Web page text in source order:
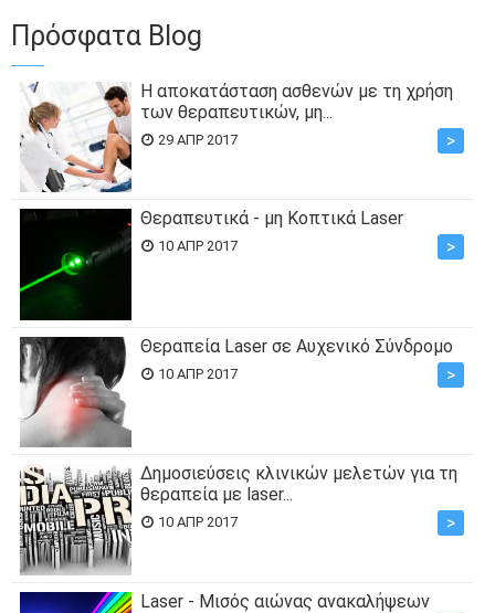
Πρόσφατα Blog
Η αποκατάσταση ασθενών με τη χρήση
των θεραπευτικών, μη...
29 ΑΠΡ 2017 >
Θεραπευτικά - μη Κοπτικά Laser
10 ΑΠΡ 2017 >
Θεραπεία Laser σε Αυχενικό Σύνδρομο
10 ΑΠΡ 2017 >
Δημοσιεύσεις κλινικών μελετών για τη
θεραπεία με laser...
10 ΑΠΡ 2017 >
Laser - Μισός αιώνας ανακαλήψεων